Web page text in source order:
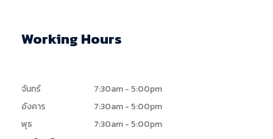
Working Hours
จันทร์
7:30am - 5:00pm
อังคาร
7:30am - 5:00pm
พุธ
7:30am - 5:00pm